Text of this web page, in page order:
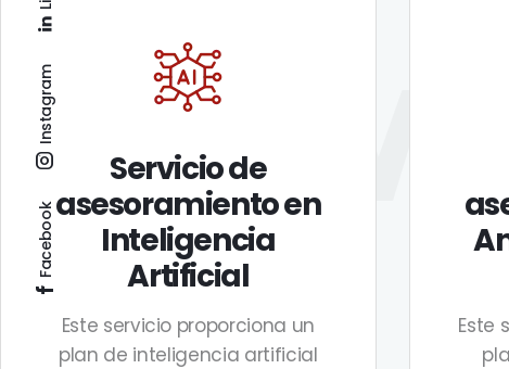
Servicio de
asesoramiento en
Inteligencia
Artificial
Este servicio proporciona un
plan de inteligencia artificial
Este
Facebook
Instagram